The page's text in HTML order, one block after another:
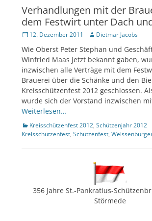
Verhandlungen mit der
dem Festwirt unter Dach
Veröffentlicht
12. Dezember 2011 Author
Dietmar Jacobs
Wie Oberst Peter Stephan und
Winfried Maas jetzt bekannt gaben,
inzwischen alle Verträge mit dem
Brauerei über die Schänke und den
Kreisschützenfest 2012 geschlossen.
wurde sich der Vorstand inzwischen
Weiterlesen…
Kategorien
Kreisschützenfest 2012, Schützenjahr 2012
Kreisschützenfest, Schützenfest,
356 Jahre St.-Pankratius-
Störmede